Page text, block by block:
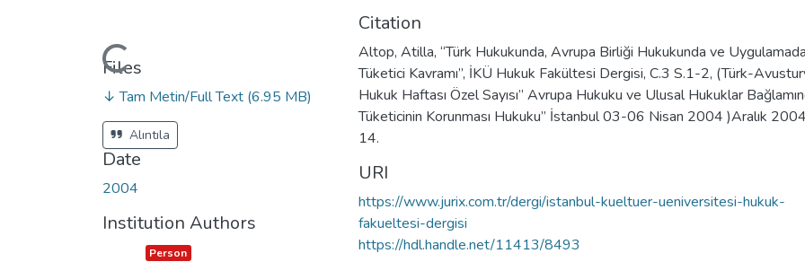
Loading...
Files
↓ Tam Metin/Full Text (6.95 MB)
Alıntıla
Date
2004
Institution Authors
Item type:
Person ,
Citation
Altop, Atilla, “Türk Hukukunda, Avrupa Birliği Hukukunda ve Uygulamada
Tüketici Kavramı”, İKÜ Hukuk Fakültesi Dergisi, C.3 S.1-2, (Türk-
Hukuk Haftası Özel Sayısı” Avrupa Hukuku ve Ulusal Hukuklar
Tüketicinin Korunması Hukuku” İstanbul 03-06 Nisan 2004 )Aralık
14.
URI
https://www.jurix.com.tr/dergi/istanbul-kueltuer-ueniversitesi-hukuk-
fakueltesi-dergisi
https://hdl.handle.net/11413/8493